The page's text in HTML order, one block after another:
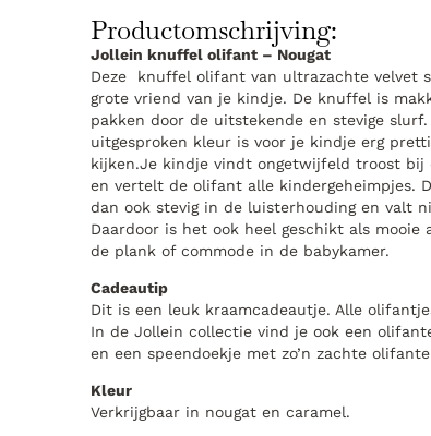
Productomschrijving:
Jollein knuffel olifant – Nougat
Deze knuffel olifant van ultrazachte velvet
grote vriend van je kindje. De knuffel is
pakken door de uitstekende en stevige slurf.
uitgesproken kleur is voor je kindje erg
kijken.Je kindje vindt ongetwijfeld troost bij
en vertelt de olifant alle kindergeheimpjes.
dan ook stevig in de luisterhouding en valt
Daardoor is het ook heel geschikt als mooie
de plank of commode in de babykamer.
Cadeautip
Dit is een leuk kraamcadeautje. Alle
In de Jollein collectie vind je ook een
en een speendoekje met zo’n zachte
Kleur
Verkrijgbaar in nougat en caramel.